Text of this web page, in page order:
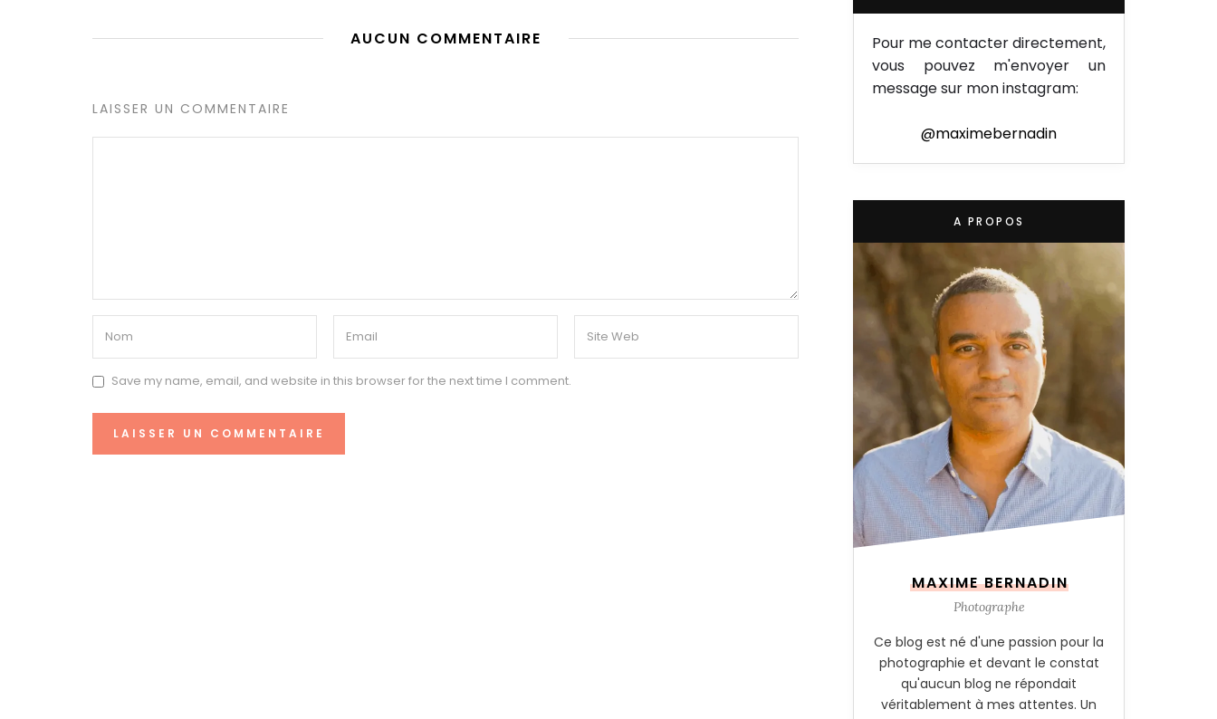
AUCUN COMMENTAIRE
LAISSER UN COMMENTAIRE
Save my name, email, and website in this browser for the next time I comment.
Pour me contacter directement,
vous pouvez m'envoyer un
message sur mon instagram:
@maximebernadin
A PROPOS
MAXIME BERNADIN
Photographe
Ce blog est né d'une passion pour la
photographie et devant le constat
qu'aucun blog ne répondait
véritablement à mes attentes. Un